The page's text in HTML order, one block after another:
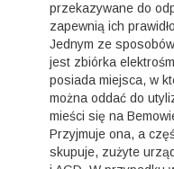
przekazywane do
zapewnią ich
Jednym ze
jest zbiórka
posiada miejsca, w
można oddać do
mieści się na
Przyjmuje ona, a
skupuje, zużyte